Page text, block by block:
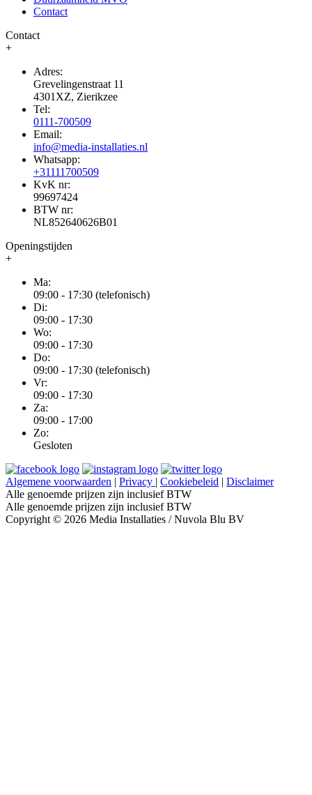
Contact
Contact
+
Adres:
Grevelingenstraat 11
4301XZ, Zierikzee
Tel:
0111-700509
Email:
info@media-installaties.nl
Whatsapp:
+31111700509
KvK nr:
99697424
BTW nr:
NL852640626B01
Openingstijden
+
Ma:
09:00 - 17:30 (telefonisch)
Di:
09:00 - 17:30
Wo:
09:00 - 17:30
Do:
09:00 - 17:30 (telefonisch)
Vr:
09:00 - 17:30
Za:
09:00 - 17:00
Zo:
Gesloten
Algemene voorwaarden | Privacy | Cookiebeleid | Disclaimer
Alle genoemde prijzen zijn inclusief BTW
Alle genoemde prijzen zijn inclusief BTW
Copyright © 2026 Media Installaties / Nuvola Blu BV